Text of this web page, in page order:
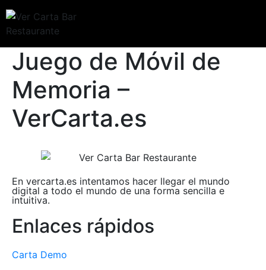
Juego de Móvil de
Memoria –
VerCarta.es
En vercarta.es intentamos hacer llegar el mundo
digital a todo el mundo de una forma sencilla e
intuitiva.
Enlaces rápidos
Carta Demo